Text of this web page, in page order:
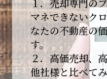
参ります。
引き続きどうぞよろ
2025-12-20
【年末年始休業のお知
マネできないク
なたの不動産の
す。
２．高価売却、
他社様と比べて